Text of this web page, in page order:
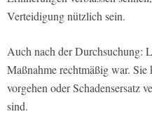
Verteidigung nützlich sein.
Auch nach der Durchsuchung:
Maßnahme rechtmäßig war. Sie
vorgehen oder Schadensersatz
sind.